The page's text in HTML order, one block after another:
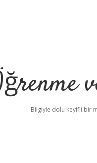
Bilgiyle dolu keyifli bir